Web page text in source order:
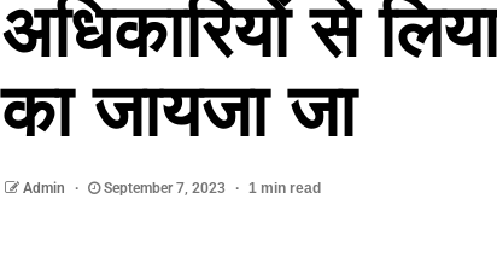
अधिकारियों से
का जायजा जा
Admin September 7, 2023 1 min read